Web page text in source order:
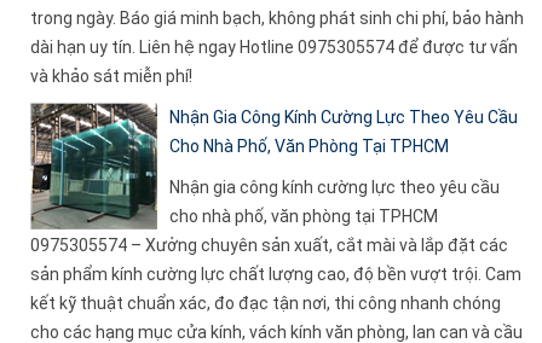
trong ngày. Báo giá minh bạch, không phát sinh chi phí, bảo hành
dài hạn uy tín. Liên hệ ngay Hotline 0975305574 để được tư vấn
và khảo sát miễn phí!
Nhận Gia Công Kính Cường Lực Theo Yêu Cầu
Cho Nhà Phố, Văn Phòng Tại TPHCM
Nhận gia công kính cường lực theo yêu cầu
cho nhà phố, văn phòng tại TPHCM
0975305574 – Xưởng chuyên sản xuất, cắt mài và lắp đặt các
sản phẩm kính cường lực chất lượng cao, độ bền vượt trội. Cam
kết kỹ thuật chuẩn xác, đo đạc tận nơi, thi công nhanh chóng
cho các hạng mục cửa kính, vách kính văn phòng, lan can và cầu